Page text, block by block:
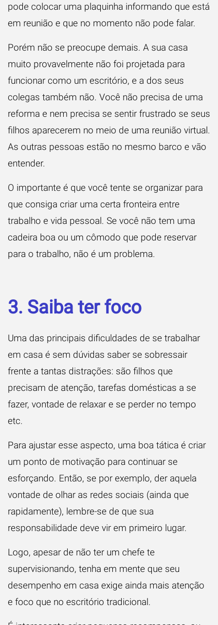
pode colocar uma plaquinha informando que está
em reunião e que no momento não pode falar.
Porém não se preocupe demais. A sua casa
muito provavelmente não foi projetada para
funcionar como um escritório, e a dos seus
colegas também não. Você não precisa de uma
reforma e nem precisa se sentir frustrado se seus
filhos aparecerem no meio de uma reunião virtual.
As outras pessoas estão no mesmo barco e vão
entender.
O importante é que você tente se organizar para
que consiga criar uma certa fronteira entre
trabalho e vida pessoal. Se você não tem uma
cadeira boa ou um cômodo que pode reservar
para o trabalho, não é um problema.
3. Saiba ter foco
Uma das principais dificuldades de se trabalhar
em casa é sem dúvidas saber se sobressair
frente a tantas distrações: são filhos que
precisam de atenção, tarefas domésticas a se
fazer, vontade de relaxar e se perder no tempo
etc.
Para ajustar esse aspecto, uma boa tática é criar
um ponto de motivação para continuar se
esforçando. Então, se por exemplo, der aquela
vontade de olhar as redes sociais (ainda que
rapidamente), lembre-se de que sua
responsabilidade deve vir em primeiro lugar.
Logo, apesar de não ter um chefe te
supervisionando, tenha em mente que seu
desempenho em casa exige ainda mais atenção
e foco que no escritório tradicional.